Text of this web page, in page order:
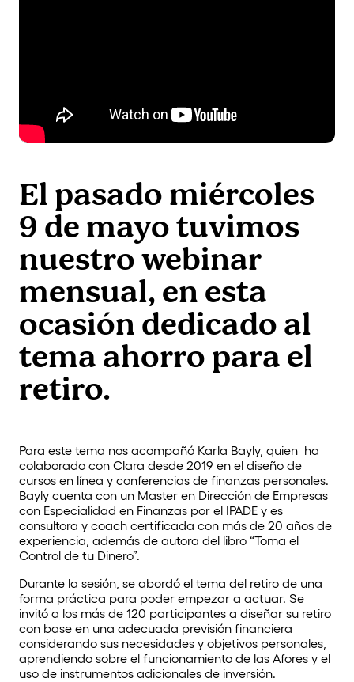
El pasado miércoles
9 de mayo tuvimos
nuestro webinar
mensual, en esta
ocasión dedicado al
tema ahorro para el
retiro.
Para este tema nos acompañó Karla Bayly, quien ha
colaborado con Clara desde 2019 en el diseño de
cursos en línea y conferencias de finanzas personales.
Bayly cuenta con un Master en Dirección de Empresas
con Especialidad en Finanzas por el IPADE y es
consultora y coach certificada con más de 20 años de
experiencia, además de autora del libro “Toma el
Control de tu Dinero”.
Durante la sesión, se abordó el tema del retiro de una
forma práctica para poder empezar a actuar. Se
invitó a los más de 120 participantes a diseñar su retiro
con base en una adecuada previsión financiera
considerando sus necesidades y objetivos personales,
aprendiendo sobre el funcionamiento de las Afores y el
uso de instrumentos adicionales de inversión.